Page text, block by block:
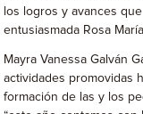
los logros y avances
entusiasmada Rosa
Mayra Vanessa Galván
actividades promovidas
formación de las y los